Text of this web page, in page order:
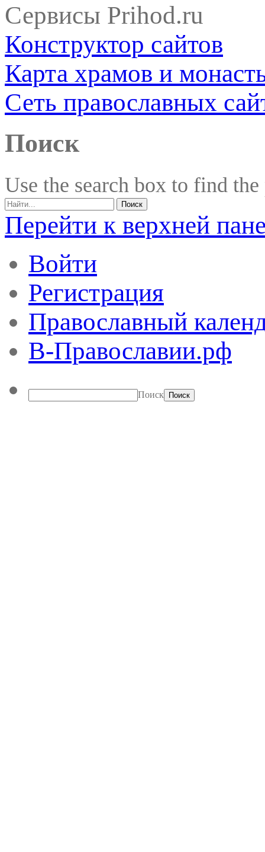
Сервисы Prihod.ru
Конструктор сайтов
Карта храмов и
Сеть православных
Поиск
Use the search box to find
Перейти к верхней
Войти
Регистрация
Православный
В-Православии.рф
Поиск